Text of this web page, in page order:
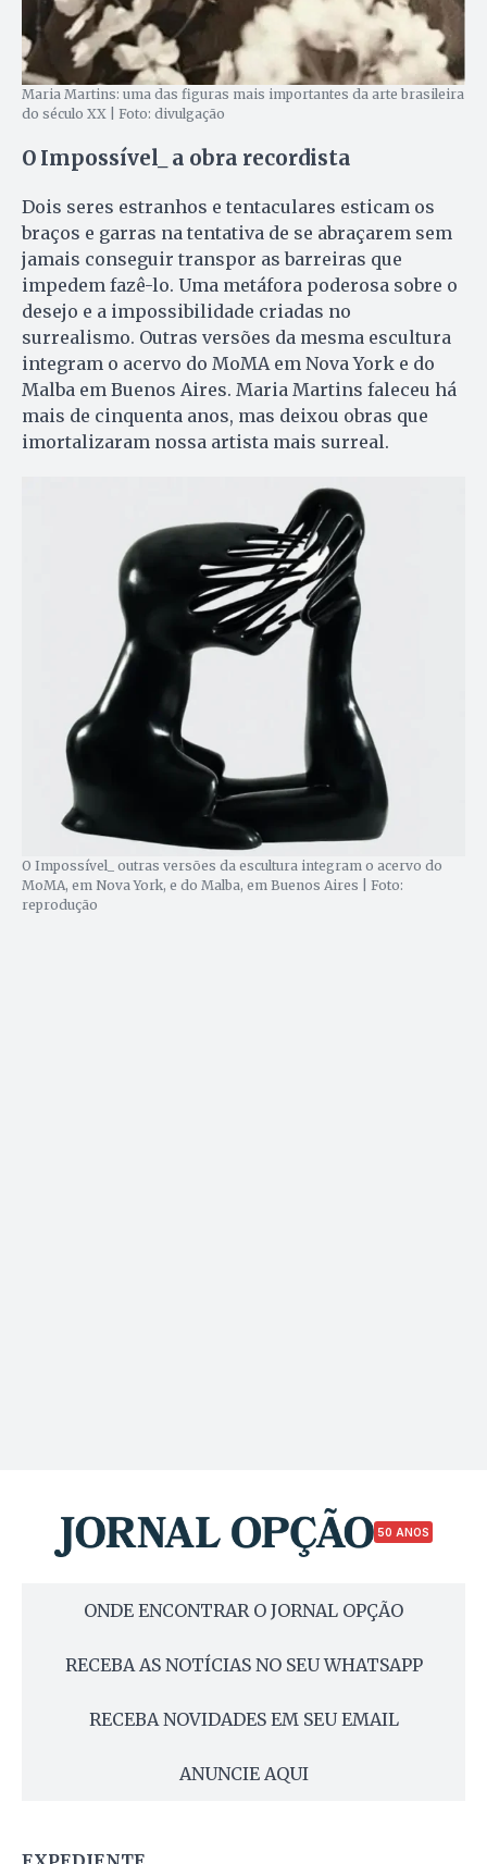
Maria Martins: uma das figuras mais importantes da arte brasileira
do século XX | Foto: divulgação
O Impossível_ a obra recordista
Dois seres estranhos e tentaculares esticam os
braços e garras na tentativa de se abraçarem sem
jamais conseguir transpor as barreiras que
impedem fazê-lo. Uma metáfora poderosa sobre o
desejo e a impossibilidade criadas no
surrealismo. Outras versões da mesma escultura
integram o acervo do MoMA em Nova York e do
Malba em Buenos Aires. Maria Martins faleceu há
mais de cinquenta anos, mas deixou obras que
imortalizaram nossa artista mais surreal.
O Impossível_ outras versões da escultura integram o acervo do
MoMA, em Nova York, e do Malba, em Buenos Aires | Foto:
reprodução
50 ANOS
ONDE ENCONTRAR O JORNAL OPÇÃO
RECEBA AS NOTÍCIAS NO SEU WHATSAPP
RECEBA NOVIDADES EM SEU EMAIL
ANUNCIE AQUI